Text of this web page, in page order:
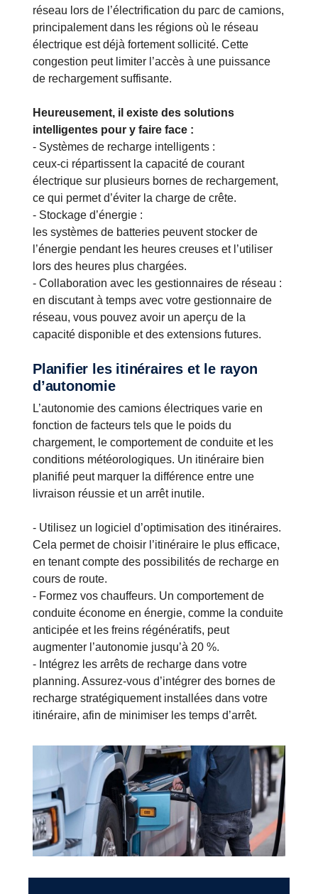
réseau lors de l’électrification du parc de camions,
principalement dans les régions où le réseau
électrique est déjà fortement sollicité. Cette
congestion peut limiter l’accès à une puissance
de rechargement suffisante.
Heureusement, il existe des solutions
intelligentes pour y faire face :
- Systèmes de recharge intelligents :
ceux-ci répartissent la capacité de courant
électrique sur plusieurs bornes de rechargement,
ce qui permet d’éviter la charge de crête.
- Stockage d’énergie :
les systèmes de batteries peuvent stocker de
l’énergie pendant les heures creuses et l’utiliser
lors des heures plus chargées.
- Collaboration avec les gestionnaires de réseau :
en discutant à temps avec votre gestionnaire de
réseau, vous pouvez avoir un aperçu de la
capacité disponible et des extensions futures.
Planifier les itinéraires et le rayon
d’autonomie
L’autonomie des camions électriques varie en
fonction de facteurs tels que le poids du
chargement, le comportement de conduite et les
conditions météorologiques. Un itinéraire bien
planifié peut marquer la différence entre une
livraison réussie et un arrêt inutile.
- Utilisez un logiciel d’optimisation des itinéraires.
Cela permet de choisir l’itinéraire le plus efficace,
en tenant compte des possibilités de recharge en
cours de route.
- Formez vos chauffeurs. Un comportement de
conduite économe en énergie, comme la conduite
anticipée et les freins régénératifs, peut
augmenter l’autonomie jusqu’à 20 %.
- Intégrez les arrêts de recharge dans votre
planning. Assurez-vous d’intégrer des bornes de
recharge stratégiquement installées dans votre
itinéraire, afin de minimiser les temps d’arrêt.